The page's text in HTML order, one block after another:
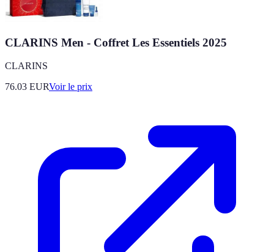
CLARINS Men - Coffret Les Essentiels 2025
CLARINS
76.03 EURVoir le prix